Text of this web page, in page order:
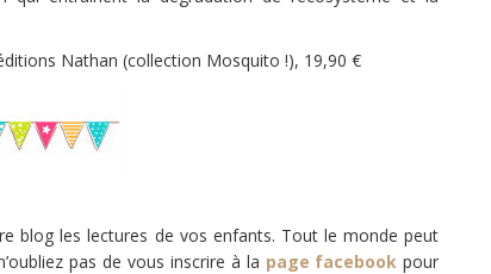
Nathan (collection Mosquito !), 19,90 €
blog les lectures de vos enfants. Tout le monde peut
pas de vous inscrire à la page facebook pour